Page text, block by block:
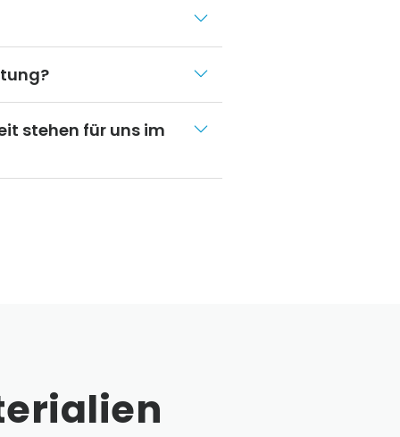
stehen für uns im